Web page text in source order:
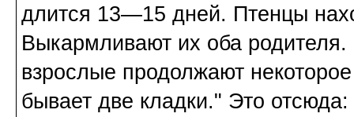
длится 13—15 дней. Птенцы
Выкармливают их оба
взрослые продолжают
бывает две кладки." Это отсюда: